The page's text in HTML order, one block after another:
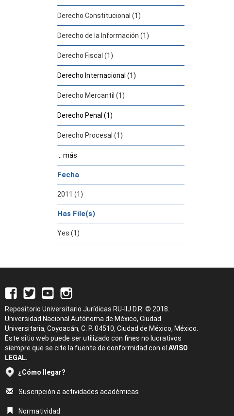
Derecho Constitucional (1)
Derecho de la Información (1)
Derecho Fiscal (1)
Derecho Internacional (1)
Derecho Mercantil (1)
Derecho Penal (1)
Derecho Procesal (1)
... más
Fecha
2011 (1)
Has File(s)
Yes (1)
Repositorio Universitario Jurídicas RU-IIJ D.R. © 2018.
Universidad Nacional Autónoma de México, Ciudad
Universitaria, Coyoacán, C. P. 04510, Ciudad de México, México.
Este sitio web puede ser utilizado con fines no lucrativos
siempre que se cite la fuente de conformidad con el AVISO
LEGAL.
¿Cómo llegar?
Suscripción a actividades académicas
Normatividad